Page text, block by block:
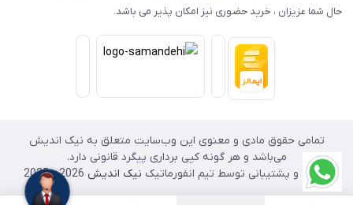
حال شما عزیزان ، خرید حضوری نیز امکان پذیر می باشد.
تمامی حقوق مادی و معنوی این وب‌سایت متعلق به نیک اندیش
می‌باشد و هر گونه کپی برداری پیگرد قانونی دارد.
طراحی و پشتیبانی توسط تیم انفورماتیک نیک اندیش 2026 - 2025